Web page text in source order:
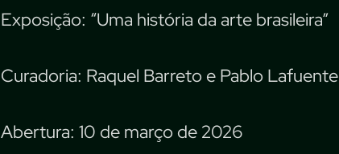
Exposição: “Uma história da arte brasileira”
Curadoria: Raquel Barreto e Pablo Lafuente
Abertura: 10 de março de 2026